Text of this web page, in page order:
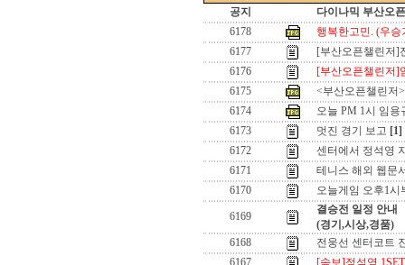
공지
다이나믹 부산오
6178
행복한고민. (우승
6177
[부산오픈챌린저]
6176
[부산오픈챌린저]
6175
<부산오픈챌린저
6174
오늘 PM 1시 임용
6173
멋진 경기 보고 [1]
6172
센터에서 정석영
6171
테니스 해외 웹문
6170
오늘게임 오후1시
6169
결승전 일정 안내
(경기,시상,경품)
6168
전웅선 센터코트
6167
[속보]정석영